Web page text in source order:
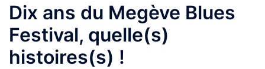
Dix ans du Megève Blues
Festival, quelle(s)
histoires(s) !